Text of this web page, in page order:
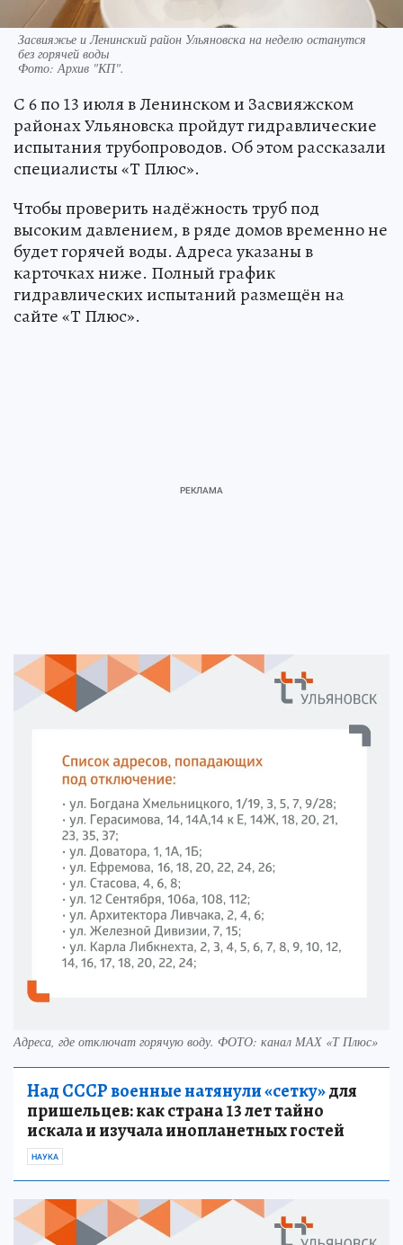
Засвияжье и Ленинский район Ульяновска на неделю останутся
без горячей воды
Фото: Архив "КП".
С 6 по 13 июля в Ленинском и Засвияжском
районах Ульяновска пройдут гидравлические
испытания трубопроводов. Об этом рассказали
специалисты «Т Плюс».
Чтобы проверить надёжность труб под
высоким давлением, в ряде домов временно не
будет горячей воды. Адреса указаны в
карточках ниже. Полный график
гидравлических испытаний размещён на
сайте «Т Плюс».
Адреса, где отключат горячую воду. ФОТО: канал МАХ «Т Плюс»
Над СССР военные натянули «сетку»для
пришельцев: как страна 13 лет тайно
искала и изучала инопланетных гостей
НАУКА